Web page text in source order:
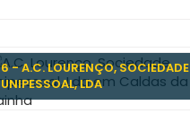
6 - A.C. LOURENÇO, SOCIEDADE
UNIPESSOAL, LDA